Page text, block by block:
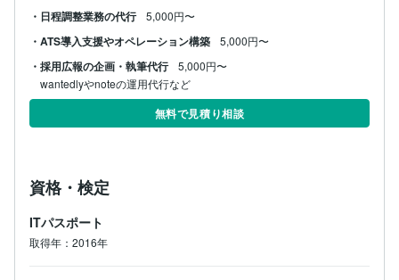
・日程調整業務の代行 5,000円〜
・ATS導入支援やオペレーション構築 5,000円〜
・採用広報の企画・執筆代行
5,000円〜
wantedlyやnoteの運用代行など
無料で見積り相談
資格・検定
ITパスポート
取得年：2016年